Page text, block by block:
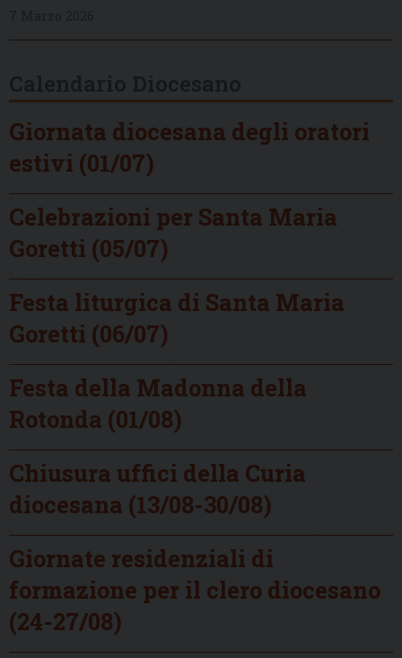
Giornata diocesana degli oratori
estivi (01/07)
Celebrazioni per Santa Maria
Goretti (05/07)
Festa liturgica di Santa Maria
Goretti (06/07)
Festa della Madonna della
Rotonda (01/08)
Chiusura uffici della Curia
diocesana (13/08-30/08)
Giornate residenziali di
formazione per il clero diocesano
(24-27/08)